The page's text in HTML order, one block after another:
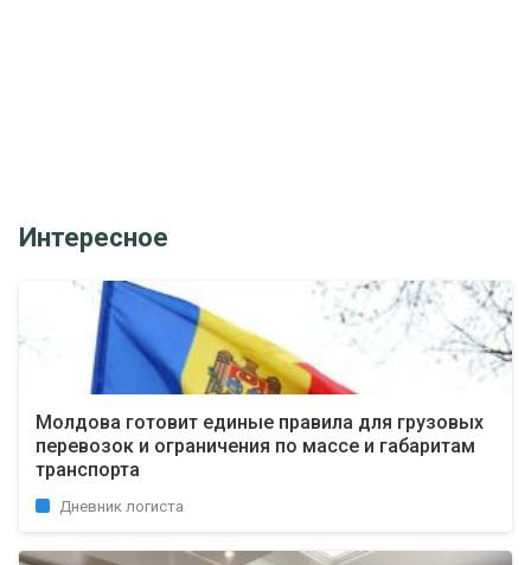
Интересное
Молдова готовит единые правила для грузовых
перевозок и ограничения по массе и габаритам
транспорта
Дневник логиста